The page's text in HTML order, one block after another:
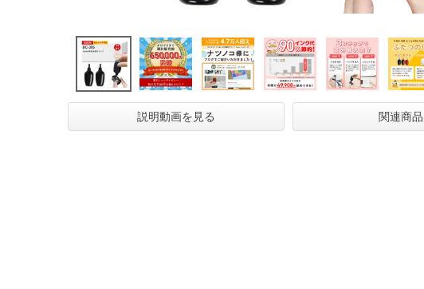
説明動画を見る 関連商品